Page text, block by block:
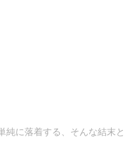
に落着する、そんな結末